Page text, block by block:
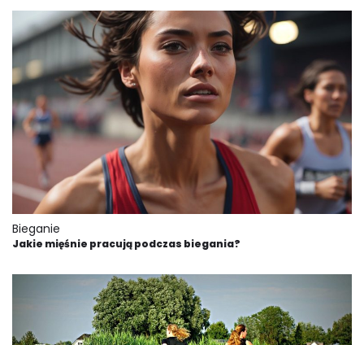
Bieganie
Jakie mięśnie pracują podczas biegania?